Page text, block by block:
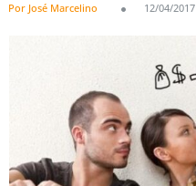
Por José Marcelino 12/04/2017